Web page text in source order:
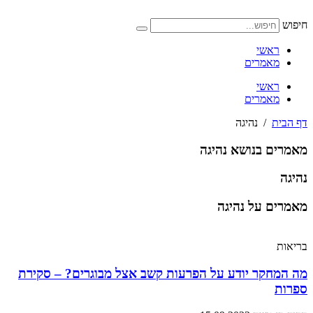
לתוכן
חיפוש
ראשי
מאמרים
ראשי
מאמרים
דף הבית / נהיגה
מאמרים בנושא נהיגה
נהיגה
מאמרים על נהיגה
בריאות
מה המחקר יודע על הפרעות קשב אצל מבוגרים? – סקירת
ספרות